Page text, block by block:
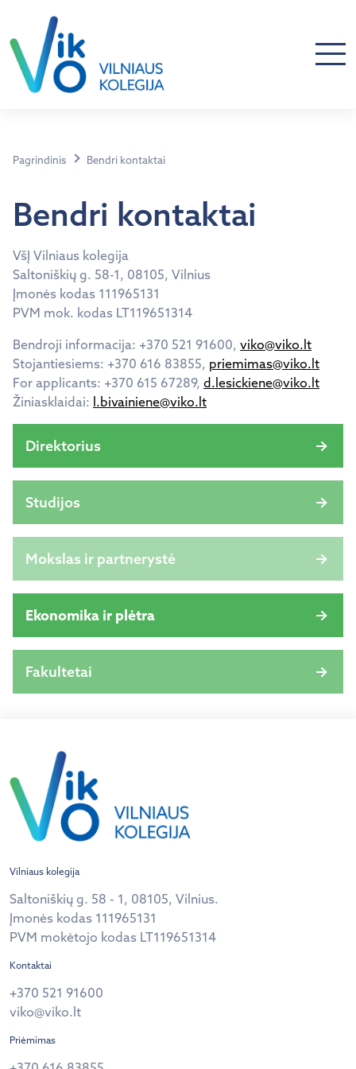
Pagrindinis Bendri kontaktai
Bendri kontaktai
VšĮ Vilniaus kolegija
Saltoniškių g. 58-1, 08105, Vilnius
Įmonės kodas 111965131
PVM mok. kodas LT119651314
Bendroji informacija: +370 521 91600, viko@viko.lt
Stojantiesiems: +370 616 83855, priemimas@viko.lt
For applicants: +370 615 67289, d.lesickiene@viko.lt
Žiniasklaidai: l.bivainiene@viko.lt
Direktorius
Studijos
Mokslas ir partnerystė
Ekonomika ir plėtra
Fakultetai
Vilniaus kolegija
Saltoniškių g. 58 - 1, 08105, Vilnius.
Įmonės kodas 111965131
PVM mokėtojo kodas LT119651314
Kontaktai
+370 521 91600
viko@viko.lt
Priėmimas